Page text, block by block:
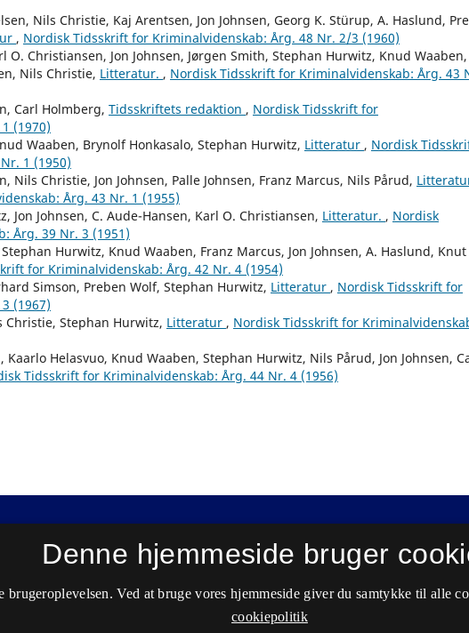
Nils Christie, Kaj Arentsen, Jon Johnsen, Georg K. Stürup, A. Haslund,
, Nordisk Tidsskrift for Kriminalvidenskab: Årg. 48 Nr. 2/3 (1960)
O. Christiansen, Jon Johnsen, Jørgen Smith, Stephan Hurwitz, Knud Waaben,
Nils Christie, Litteratur. , Nordisk Tidsskrift for Kriminalvidenskab: Årg. 43
Carl Holmberg, Tidsskriftets redaktion , Nordisk Tidsskrift for
(1970)
Waaben, Brynolf Honkasalo, Stephan Hurwitz, Litteratur , Nordisk
1 (1950)
Nils Christie, Jon Johnsen, Palle Johnsen, Franz Marcus, Nils Pårud,
Årg. 43 Nr. 1 (1955)
Jon Johnsen, C. Aude-Hansen, Karl O. Christiansen, Litteratur. , Nordisk
Årg. 39 Nr. 3 (1951)
Hurwitz, Knud Waaben, Franz Marcus, Jon Johnsen, A. Haslund, Knut
for Kriminalvidenskab: Årg. 42 Nr. 4 (1954)
Simson, Preben Wolf, Stephan Hurwitz, Litteratur , Nordisk Tidsskrift for
(1967)
Christie, Stephan Hurwitz, Litteratur , Nordisk Tidsskrift for
Helasvuo, Knud Waaben, Stephan Hurwitz, Nils Pårud, Jon Johnsen,
Tidsskrift for Kriminalvidenskab: Årg. 44 Nr. 4 (1956)
Denne hjemmeside bruger
Ved at bruge vores hjemmeside giver du samtykke til alle
cookiepolitik